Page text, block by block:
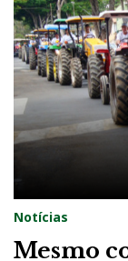
Notícias
Mesmo